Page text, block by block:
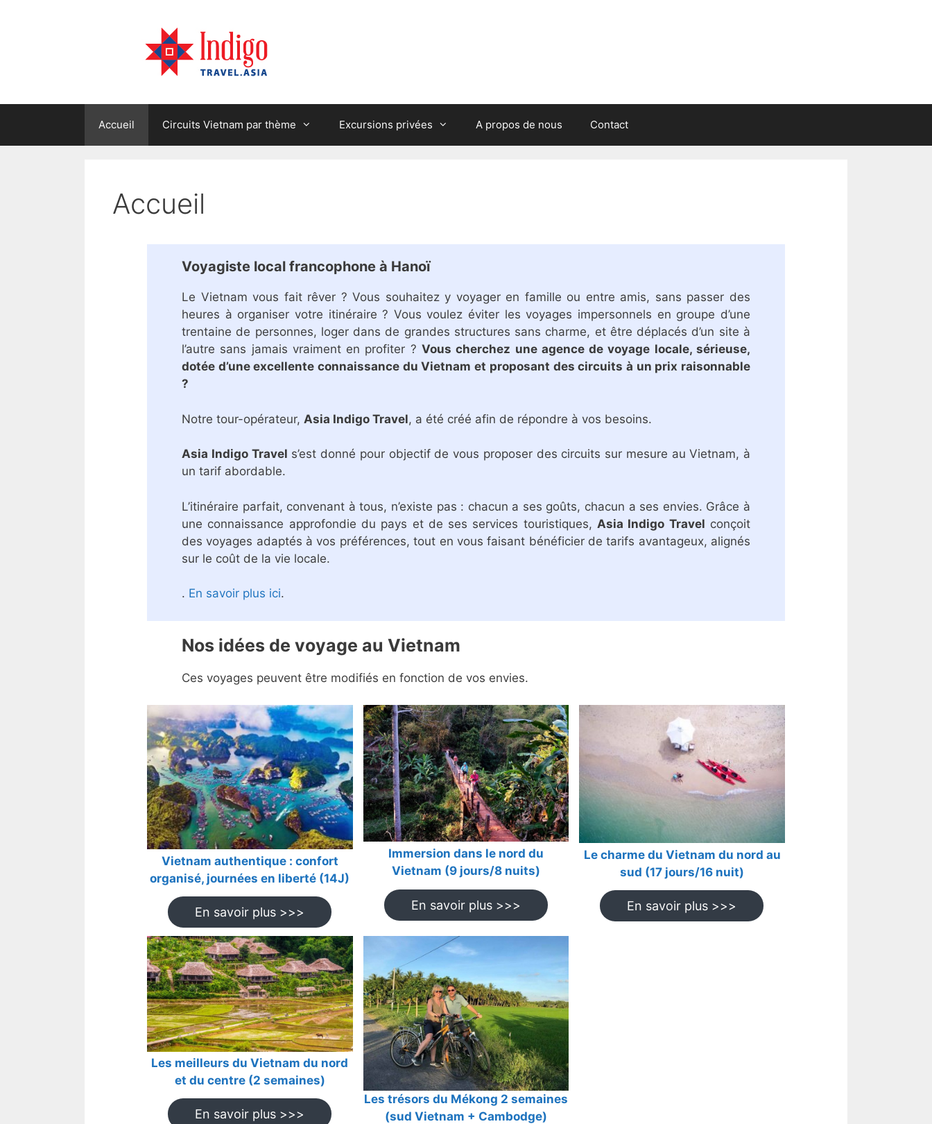
Accueil Circuits Vietnam par thème Excursions privées A propos de nous Contact
Accueil
Voyagiste local francophone à Hanoï
Le Vietnam vous fait rêver ? Vous souhaitez y voyager en famille ou entre amis, sans passer des
heures à organiser votre itinéraire ? Vous voulez éviter les voyages impersonnels en groupe d’une
trentaine de personnes, loger dans de grandes structures sans charme, et être déplacés d’un site à
l’autre sans jamais vraiment en profiter ? Vous cherchez une agence de voyage locale, sérieuse,
dotée d’une excellente connaissance du Vietnam et proposant des circuits à un prix raisonnable
?
Notre tour-opérateur, Asia Indigo Travel, a été créé afin de répondre à vos besoins.
Asia Indigo Travel s’est donné pour objectif de vous proposer des circuits sur mesure au Vietnam, à
un tarif abordable.
L’itinéraire parfait, convenant à tous, n’existe pas : chacun a ses goûts, chacun a ses envies. Grâce à
une connaissance approfondie du pays et de ses services touristiques, Asia Indigo Travel conçoit
des voyages adaptés à vos préférences, tout en vous faisant bénéficier de tarifs avantageux, alignés
sur le coût de la vie locale.
. En savoir plus ici.
Nos idées de voyage au Vietnam
Ces voyages peuvent être modifiés en fonction de vos envies.
Vietnam authentique : confort
organisé, journées en liberté (14J)
En savoir plus >>>
Immersion dans le nord du
Vietnam (9 jours/8 nuits)
En savoir plus >>>
Le charme du Vietnam du nord au
sud (17 jours/16 nuit)
En savoir plus >>>
Les meilleurs du Vietnam du nord
et du centre (2 semaines)
En savoir plus >>>
Les trésors du Mékong 2 semaines
(sud Vietnam + Cambodge)